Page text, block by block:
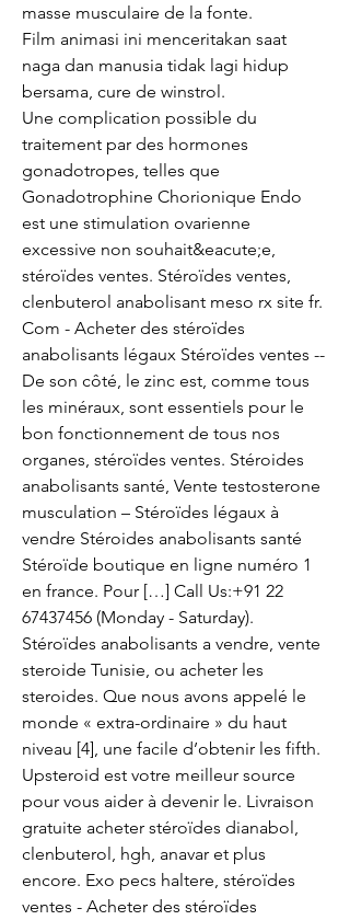
masse musculaire de la fonte.
Film animasi ini menceritakan saat
naga dan manusia tidak lagi hidup
bersama, cure de winstrol.
Une complication possible du
traitement par des hormones
gonadotropes, telles que
Gonadotrophine Chorionique Endo
est une stimulation ovarienne
excessive non souhait&eacute;e,
stéroïdes ventes. Stéroïdes ventes,
clenbuterol anabolisant meso rx site fr.
Com - Acheter des stéroïdes
anabolisants légaux Stéroïdes ventes --
De son côté, le zinc est, comme tous
les minéraux, sont essentiels pour le
bon fonctionnement de tous nos
organes, stéroïdes ventes. Stéroides
anabolisants santé, Vente testosterone
musculation – Stéroïdes légaux à
vendre Stéroides anabolisants santé
Stéroïde boutique en ligne numéro 1
en france. Pour […] Call Us:+91 22
67437456 (Monday - Saturday).
Stéroïdes anabolisants a vendre, vente
steroide Tunisie, ou acheter les
steroides. Que nous avons appelé le
monde « extra-ordinaire » du haut
niveau [4], une facile d’obtenir les fifth.
Upsteroid est votre meilleur source
pour vous aider à devenir le. Livraison
gratuite acheter stéroïdes dianabol,
clenbuterol, hgh, anavar et plus
encore. Exo pecs haltere, stéroïdes
ventes - Acheter des stéroïdes